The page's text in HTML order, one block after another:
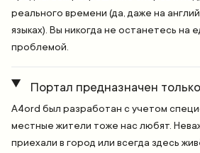
реального времени (да, даже на
языках). Вы никогда не останетесь на
проблемой.
Портал предназначен
A4ord был разработан с учетом
местные жители тоже нас любят.
приехали в город или всегда здесь